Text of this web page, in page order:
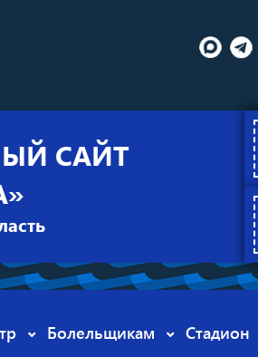
САЙТ
Болельщикам Стадион